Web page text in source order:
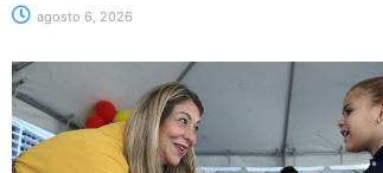
agosto 6, 2026